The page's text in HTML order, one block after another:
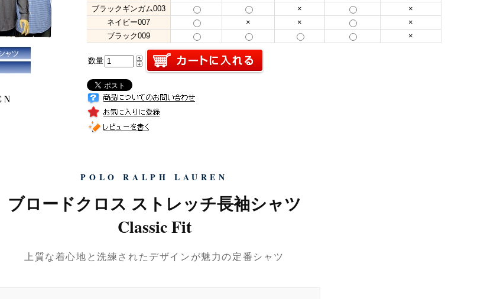
ブラックギンガム003
×
×
ネイビー007
× ×
×
ブラック009
×
数量
POLO RALPH LAUREN
ブロードクロス ストレッチ長袖シャツ
Classic Fit
上質な着心地と洗練されたデザインが魅力の定番シャツ